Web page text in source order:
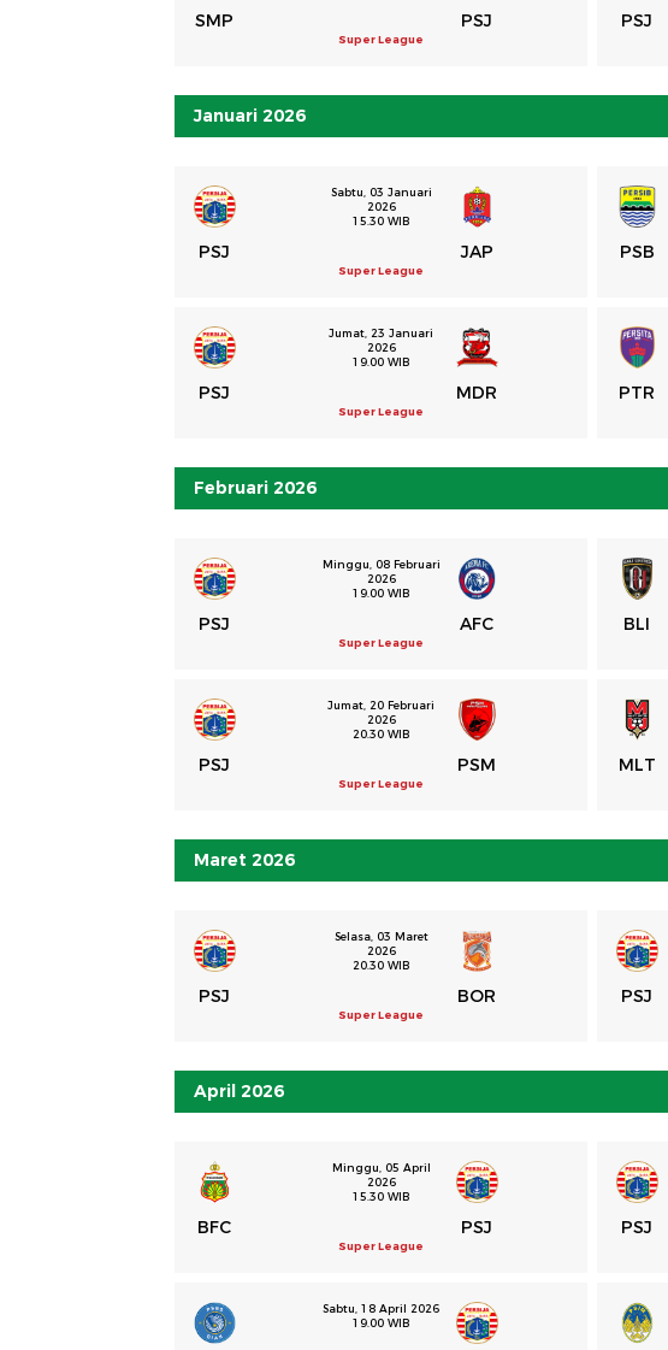
SMP PSJ
Super League
PSJ
Januari 2026
PSJ
Sabtu, 03 Januari
2026
15.30 WIB
JAP
Super League
PSB
PSJ
Jumat, 23 Januari
2026
19.00 WIB
MDR
Super League
PTR
Februari 2026
PSJ
Minggu, 08 Februari
2026
19.00 WIB
AFC
Super League
BLI
PSJ
Jumat, 20 Februari
2026
20.30 WIB
PSM
Super League
MLT
Maret 2026
PSJ
Selasa, 03 Maret
2026
20.30 WIB
BOR
Super League
PSJ
April 2026
BFC
Minggu, 05 April
2026
15.30 WIB
PSJ
Super League
PSJ
Sabtu, 18 April 2026
19.00 WIB